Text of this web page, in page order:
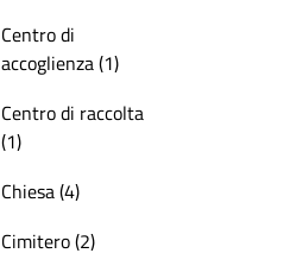
Centro di
accoglienza (1)
Centro di raccolta
(1)
Chiesa (4)
Cimitero (2)